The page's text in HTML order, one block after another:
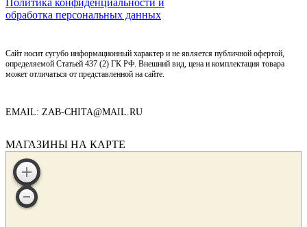
обработка персональных данных
Сайт носит сугубо информационный характер и не является публичной офертой,
определяемой Статьей 437 (2) ГК РФ. Внешний вид, цена и комплектация товара
может отличаться от представленной на сайте.
EMAIL: ZAB-CHITA@MAIL.RU
МАГАЗИНЫ НА КАРТЕ